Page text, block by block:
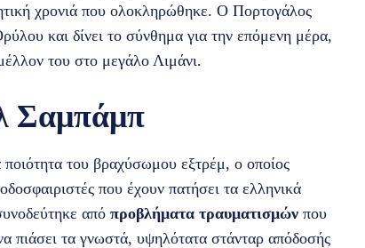
χρονιά που ολοκληρώθηκε. Ο Πορτογάλος
και δίνει το σύνθημα για την επόμενη μέρα,
του στο μεγάλο Λιμάνι.
Σαμπάμπ
ποιότητα του βραχύσωμου εξτρέμ, ο οποίος
που έχουν πατήσει τα ελληνικά
από προβλήματα τραυματισμών που
πιάσει τα γνωστά, υψηλότατα στάνταρ απόδοσής